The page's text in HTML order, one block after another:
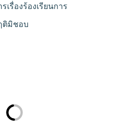
เรื่องร้องเรียนการ
ติมิชอบ